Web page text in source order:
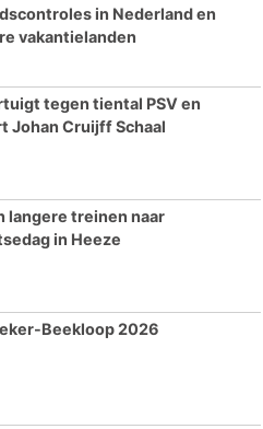
in Nederland en
vakantielanden
tegen tiental PSV en
Johan Cruijff Schaal
langere treinen naar
in Heeze
Beekloop 2026